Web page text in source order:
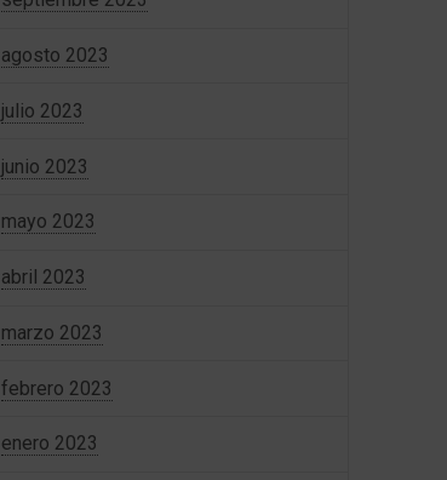
agosto 2023
julio 2023
junio 2023
mayo 2023
abril 2023
marzo 2023
febrero 2023
enero 2023